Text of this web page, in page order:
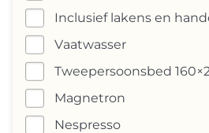
Inclusief lakens en
Vaatwasser
Tweepersoonsbed
Magnetron
Nespresso